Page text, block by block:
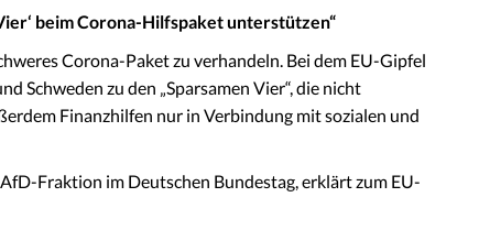
beim Corona-Hilfspaket unterstützen“
Corona-Paket zu verhandeln. Bei dem EU-Gipfel
Schweden zu den „Sparsamen Vier“, die nicht
Finanzhilfen nur in Verbindung mit sozialen und
Fraktion im Deutschen Bundestag, erklärt zum EU-